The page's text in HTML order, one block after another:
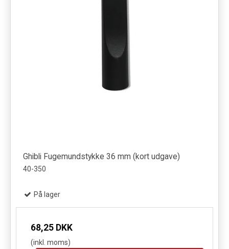
Ghibli Fugemundstykke 36 mm (kort udgave)
40-350
På lager
68,25 DKK
(inkl. moms)